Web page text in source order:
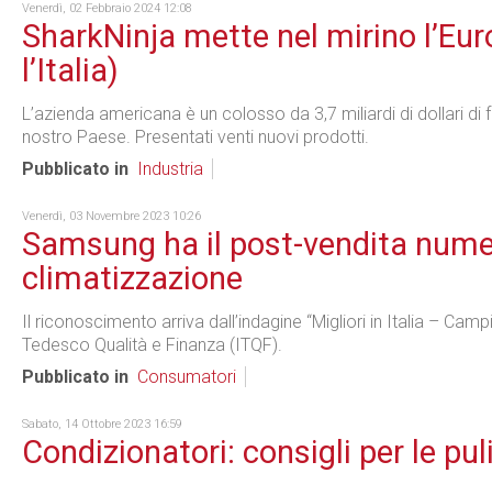
Venerdì, 02 Febbraio 2024 12:08
SharkNinja mette nel mirino
l’Italia)
L’azienda americana è un colosso da 3,7 miliardi di dollari
nostro Paese. Presentati venti nuovi prodotti.
Pubblicato in
Industria
Venerdì, 03 Novembre 2023 10:26
Samsung ha il post-vendita
climatizzazione
Il riconoscimento arriva dall’indagine “Migliori in Italia –
Tedesco Qualità e Finanza (ITQF).
Pubblicato in Consumatori
Sabato, 14 Ottobre 2023 16:59
Condizionatori: consigli per le